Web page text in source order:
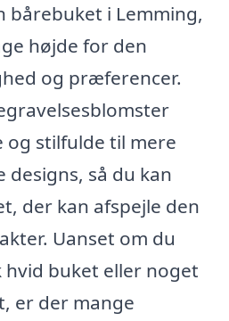
bårebuket i Lemming,
højde for den
og præferencer.
stilfulde til mere
så du kan
der kan afspejle den
Uanset om du
hvid buket eller noget
er der mange